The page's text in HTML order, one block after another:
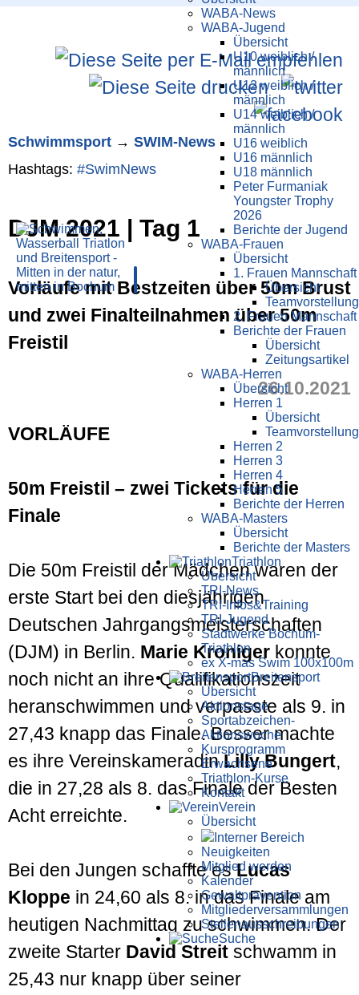
WABA-News
WABA-Jugend
Übersicht
U10 weiblich /
männlich
U12 weiblich /
männlich
U14 weiblich /
männlich
U16 weiblich
U16 männlich
U18 männlich
Peter Furmaniak
Youngster Trophy
2026
Berichte der Jugend
WABA-Frauen
Übersicht
1. Frauen Mannschaft
Übersicht
Teamvorstellung
2. Frauen Mannschaft
Berichte der Frauen
Übersicht
Zeitungsartikel
WABA-Herren
Übersicht
Herren 1
Übersicht
Teamvorstellung
Herren 2
Herren 3
Herren 4
Herren 5
Berichte der Herren
WABA-Masters
Übersicht
Berichte der Masters
Triathlon
Übersicht
TRI-News
TRI-Infos&Training
TRI-Jugend
Stadtwerke Bochum-
Triathlon
ex X-mas Swim 100x100m
Breiten­sport
Übersicht
Aktionstage
Sportabzeichen-
Aktionswoche
Kursprogramm
Erwachsene
Triathlon-Kurse
Kontakt
Verein
Übersicht
Interner Bereich
Neuigkeiten
Mitglied werden
Kalender
Gewaltprävention
Mitglieder­versammlungen
Stellen­aus­schrei­bungen
Suche
Schwimm­sport → SWIM-News
Hashtags: #SwimNews
DJM 2021 | Tag 1
Vor­läufe mit Best­zeiten über 50m Brust
und zwei Final­teil­nahmen über 50m
Frei­stil
26.10.2021
VORLÄUFE
50m Freistil – zwei Tickets für die
Finale
Die 50m Freistil der Mädchen waren der
erste Start bei den diesjährigen
Deutschen Jahrgangsmeisterschaften
(DJM) in Berlin. Marie Kroniger konnte
noch nicht an ihre Qualifikations­zeit
heran­schwimmen und verpasste als 9. in
27,43 knapp das Finale. Besser machte
es ihre Vereins­kameradinLilly Bungert,
die in 27,28 als 8. das Finale der Besten
Acht erreichte.
Bei den Jungen schaffte esLucas
Kloppe in 24,60 als 8. in das Finale am
heutigen Nach­mittag zu schwimmen. Der
zweite Starter David Streit schwamm in
25,43 nur knapp über seiner